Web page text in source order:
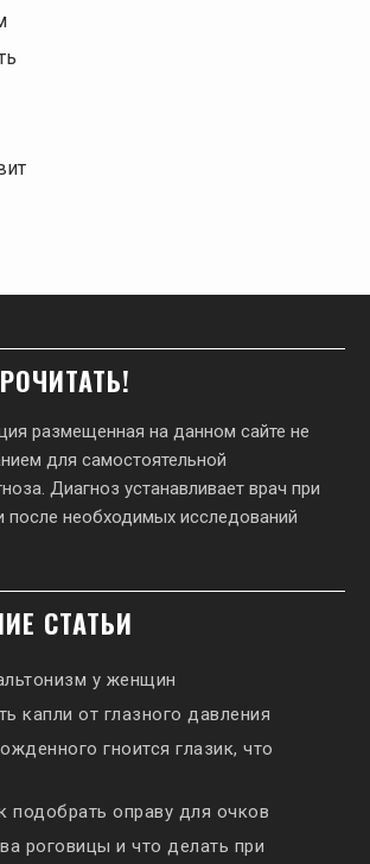
размещенная на данном сайте не
для самостоятельной
Диагноз устанавливает врач при
после необходимых исследований
СТАТЬИ
у женщин
капли от глазного давления
гноится глазик, что
подобрать оправу для очков
роговицы и что делать при